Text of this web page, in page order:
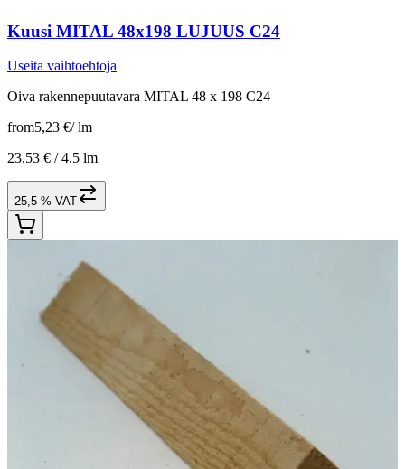
Kuusi MITAL 48x198 LUJUUS C24
Useita vaihtoehtoja
Oiva rakennepuutavara MITAL 48 x 198 C24
from5,23 €/ lm
23,53 € /4,5 lm
25,5 % VAT